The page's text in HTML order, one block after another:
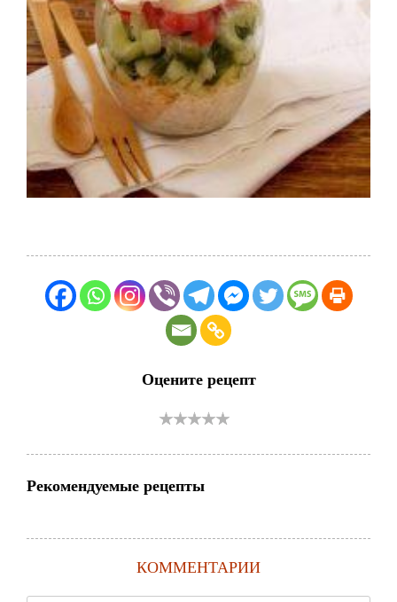
Оцените рецепт
Рекомендуемые рецепты
КОММЕНТАРИИ